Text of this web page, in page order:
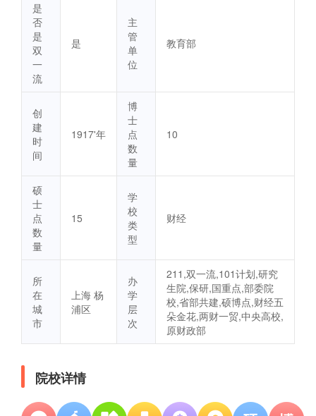
是
否
是
双
一
流
是
主
管
单
位
教育部
创
建
时
间
1917'年
博
士
点
数
量
10
硕
士
点
数
量
15
学
校
类
型
财经
所
在
城
市
上海 杨
浦区
办
学
层
次
211,双一流,101计划,研究
生院,保研,国重点,部委院
校,省部共建,硕博点,财经五
朵金花,两财一贸,中央高校,
原财政部
院校详情